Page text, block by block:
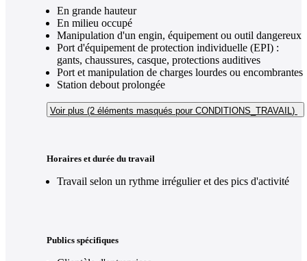
En grande hauteur
En milieu occupé
Manipulation d'un engin, équipement ou outil dangereux
Port d'équipement de protection individuelle (EPI) :
gants, chaussures, casque, protections auditives
Port et manipulation de charges lourdes ou encombrantes
Station debout prolongée
Voir plus (2 éléments masqués pour CONDITIONS_TRAVAIL)
Horaires et durée du travail
Travail selon un rythme irrégulier et des pics d'activité
Publics spécifiques